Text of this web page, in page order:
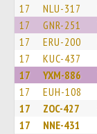
17 NLU-317
17 GNR-251
17 ERU-200
17 KUC-437
17 YXM-886
17 EUH-108
17 ZOC-427
17 NNE-431